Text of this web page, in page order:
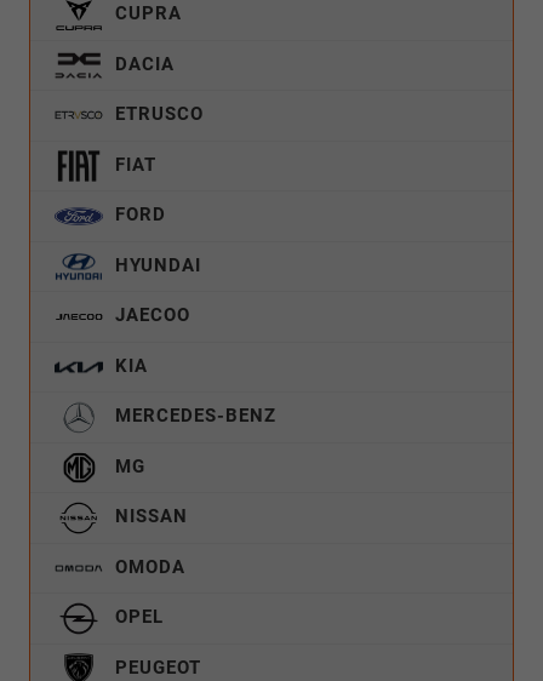
CUPRA
DACIA
ETRUSCO
FIAT
FORD
HYUNDAI
JAECOO
KIA
MERCEDES-BENZ
MG
NISSAN
OMODA
OPEL
PEUGEOT